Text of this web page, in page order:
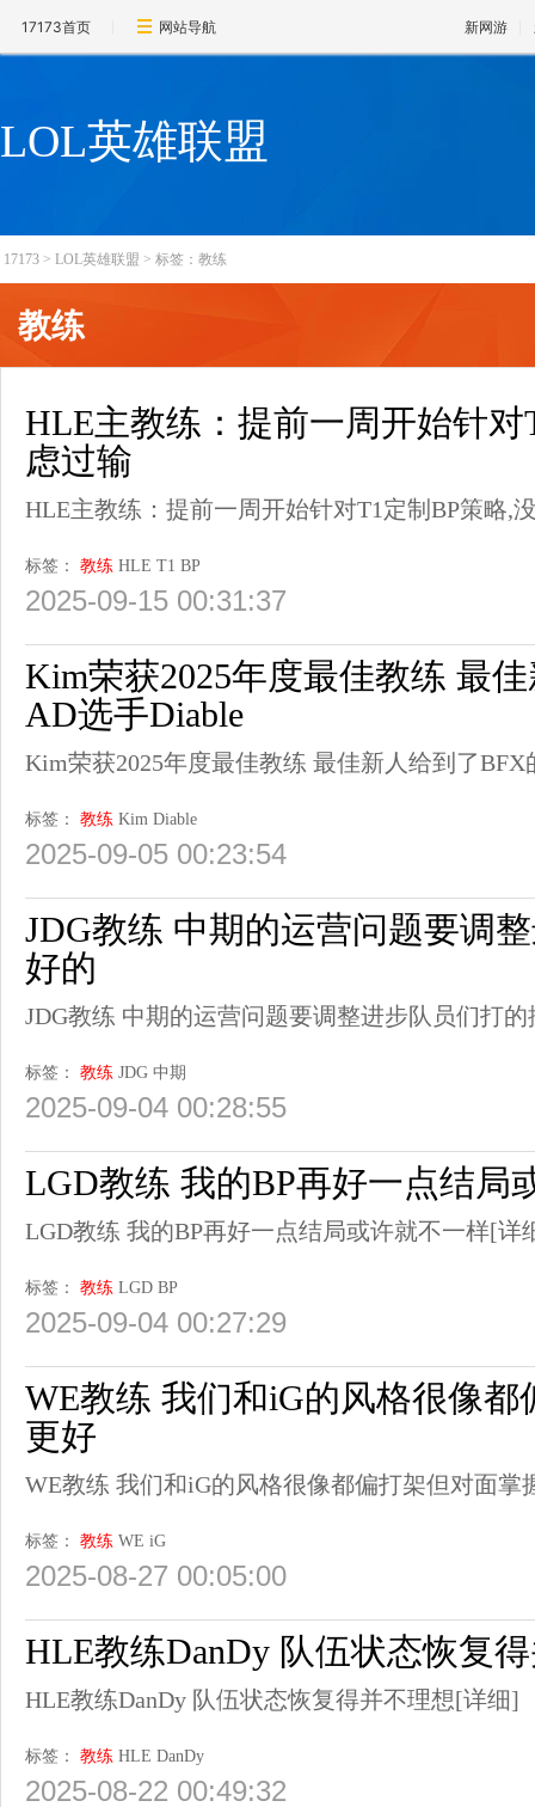
17173首页 网站导航 新网游
LOL英雄联盟
17173 > LOL英雄联盟 > 标签：教练
教练
HLE主教练：提前一周开始针对
虑过输
HLE主教练：提前一周开始针对T1定制BP策略,
标签： 教练 HLE T1 BP
2025-09-15 00:31:37
Kim荣获2025年度最佳教练 最
AD选手Diable
Kim荣获2025年度最佳教练 最佳新人给到了BFX
标签： 教练 Kim Diable
2025-09-05 00:23:54
JDG教练 中期的运营问题要调
好的
JDG教练 中期的运营问题要调整进步队员们打的
标签： 教练 JDG 中期
2025-09-04 00:28:55
LGD教练 我的BP再好一点结局
LGD教练 我的BP再好一点结局或许就不一样[详
标签： 教练 LGD BP
2025-09-04 00:27:29
WE教练 我们和iG的风格很像都
更好
WE教练 我们和iG的风格很像都偏打架但对面掌
标签： 教练 WE iG
2025-08-27 00:05:00
HLE教练DanDy 队伍状态恢复
HLE教练DanDy 队伍状态恢复得并不理想[详细]
标签： 教练 HLE DanDy
2025-08-22 00:49:32